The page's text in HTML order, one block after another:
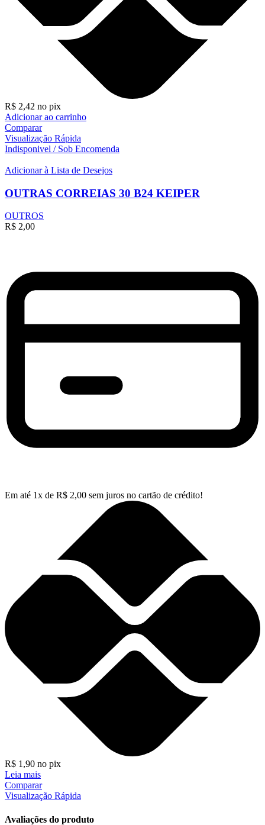
R$ 2,42 no pix
Adicionar ao carrinho
Comparar
Visualização Rápida
Indisponivel / Sob Encomenda
Adicionar à Lista de Desejos
OUTRAS CORREIAS 30 B24 KEIPER
OUTROS
R$ 2,00
Em até 1x de R$ 2,00 sem juros no cartão de crédito!
R$ 1,90 no pix
Leia mais
Comparar
Visualização Rápida
Avaliações do produto